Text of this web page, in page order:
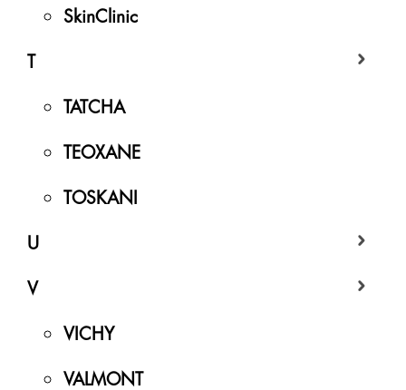
SkinClinic
T
TATCHA
TEOXANE
TOSKANI
U
V
VICHY
VALMONT